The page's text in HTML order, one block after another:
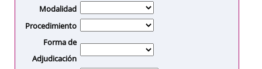
Modalidad
Procedimiento
Forma de
Adjudicación